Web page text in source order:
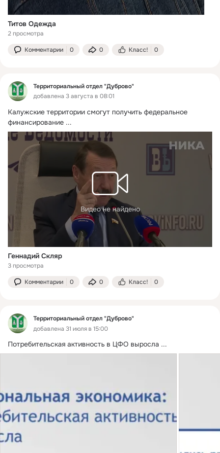
Титов Одежда
2 просмотра
Комментарии 0 0 Класс! 0
Территориальный отдел "Дуброво"
добавлена 3 августа в 08:01
Калужские территории смогут получить федеральное
финансирование ...
Видео не найдено
Геннадий Скляр
3 просмотра
Комментарии 0 0 Класс! 0
Территориальный отдел "Дуброво"
добавлена 31 июля в 15:00
Потребительская активность в ЦФО выросла ...